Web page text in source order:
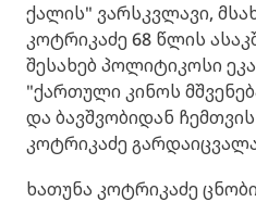
ქალის" ვარსკვლავი,
კოტრიკაძე 68 წლის
შესახებ პოლიტიკოსი
"ქართული კინოს
და ბავშვობიდან
კოტრიკაძე
ხათუნა კოტრიკაძე